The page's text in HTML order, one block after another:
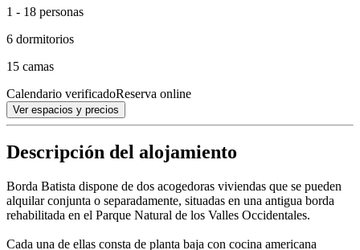
1 - 18 personas
6 dormitorios
15 camas
Calendario verificadoReserva online
Ver espacios y precios
Descripción del alojamiento
Borda Batista dispone de dos acogedoras viviendas que se pueden
alquilar conjunta o separadamente, situadas en una antigua borda
rehabilitada en el Parque Natural de los Valles Occidentales.
Cada una de ellas consta de planta baja con cocina americana